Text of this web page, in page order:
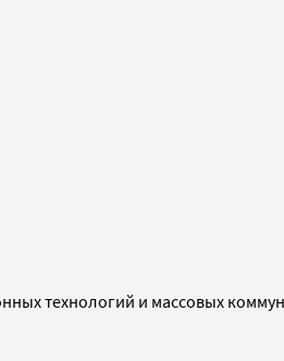
технологий и массовых